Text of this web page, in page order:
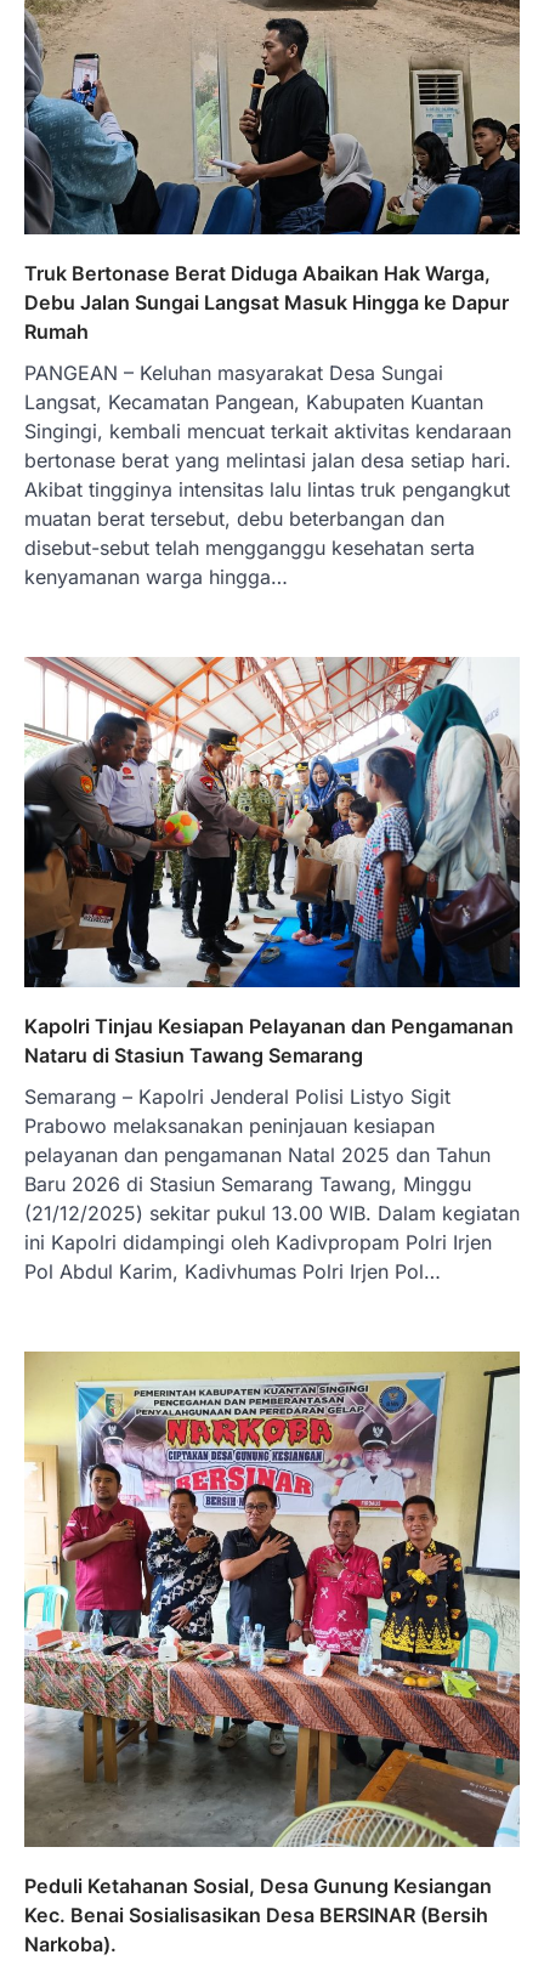
Truk Bertonase Berat Diduga Abaikan Hak Warga,
Debu Jalan Sungai Langsat Masuk Hingga ke Dapur
Rumah
PANGEAN – Keluhan masyarakat Desa Sungai
Langsat, Kecamatan Pangean, Kabupaten Kuantan
Singingi, kembali mencuat terkait aktivitas kendaraan
bertonase berat yang melintasi jalan desa setiap hari.
Akibat tingginya intensitas lalu lintas truk pengangkut
muatan berat tersebut, debu beterbangan dan
disebut-sebut telah mengganggu kesehatan serta
kenyamanan warga hingga…
Kapolri Tinjau Kesiapan Pelayanan dan Pengamanan
Nataru di Stasiun Tawang Semarang
Semarang – Kapolri Jenderal Polisi Listyo Sigit
Prabowo melaksanakan peninjauan kesiapan
pelayanan dan pengamanan Natal 2025 dan Tahun
Baru 2026 di Stasiun Semarang Tawang, Minggu
(21/12/2025) sekitar pukul 13.00 WIB. Dalam kegiatan
ini Kapolri didampingi oleh Kadivpropam Polri Irjen
Pol Abdul Karim, Kadivhumas Polri Irjen Pol…
Peduli Ketahanan Sosial, Desa Gunung Kesiangan
Kec. Benai Sosialisasikan Desa BERSINAR (Bersih
Narkoba).